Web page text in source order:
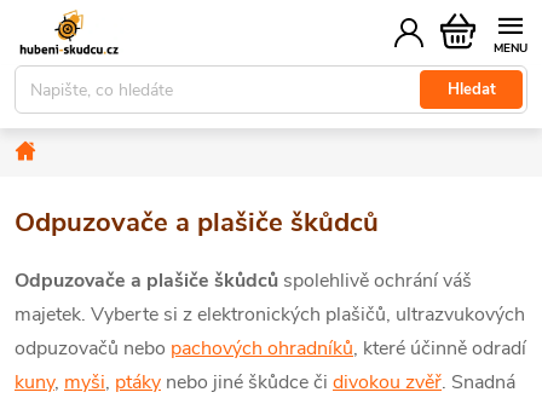
obsah
Hledat
Nákupní
košík
Domů
Odpuzovače a plašiče škůdců
Odpuzovače a plašiče škůdců spolehlivě ochrání váš
majetek. Vyberte si z elektronických plašičů, ultrazvukových
odpuzovačů nebo pachových ohradníků, které účinně odradí
kuny, myši, ptáky nebo jiné škůdce či divokou zvěř. Snadná